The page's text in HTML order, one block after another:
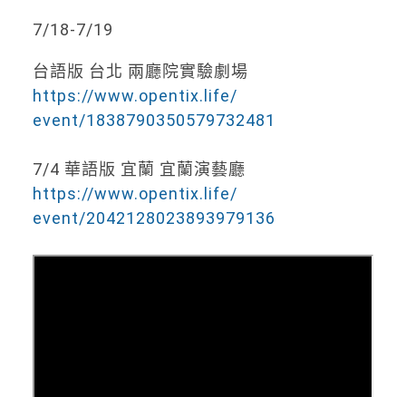
7/18-7/19
台語版 台北 兩廳院實驗劇場
https://www.opentix.life/
event/1838790350579732481
7/4 華語版 宜蘭 宜蘭演藝廳
https://www.opentix.life/
event/2042128023893979136